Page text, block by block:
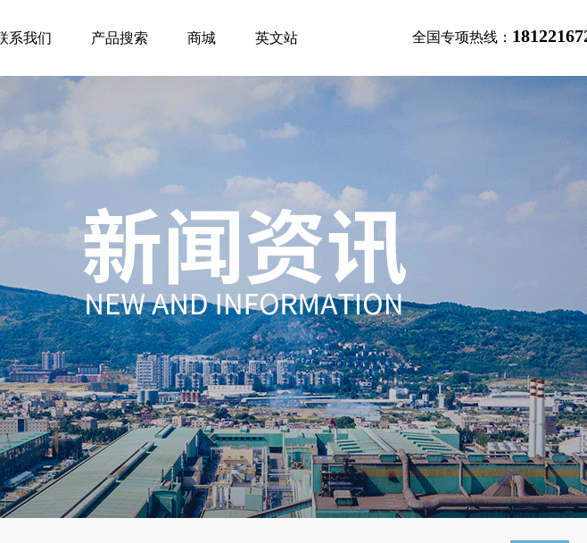
系我们 产品搜索 商城 英文站 全国专项热线：